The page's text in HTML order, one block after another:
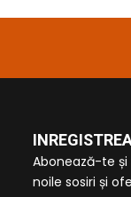
Abonează-te
noile sosiri și